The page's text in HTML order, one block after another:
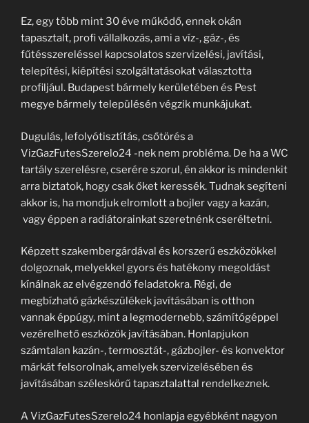
Ez, egy több mint 30 éve működő, ennek okán
tapasztalt, profi vállalkozás, ami a víz-, gáz-, és
fűtésszereléssel kapcsolatos szervizelési, javítási,
telepítési, kiépítési szolgáltatásokat választotta
profiljául. Budapest bármely kerületében és Pest
megye bármely településén végzik munkájukat.
Dugulás, lefolyótisztítás, csőtörés a
VizGazFutesSzerelo24 -nek nem probléma. De ha a WC
tartály szerelésre, cserére szorul, én akkor is mindenkit
arra biztatok, hogy csak őket keressék. Tudnak segíteni
akkor is, ha mondjuk elromlott a bojler vagy a kazán,
vagy éppen a radiátorainkat szeretnénk cseréltetni.
Képzett szakembergárdával és korszerű eszközökkel
dolgoznak, melyekkel gyors és hatékony megoldást
kínálnak az elvégzendő feladatokra. Régi, de
megbízható gázkészülékek javításában is otthon
vannak éppúgy, mint a legmodernebb, számítógéppel
vezérelhető eszközök javításában. Honlapjukon
számtalan kazán-, termosztát-, gázbojler- és konvektor
márkát felsorolnak, amelyek szervizelésében és
javításában széleskörű tapasztalattal rendelkeznek.
A VizGazFutesSzerelo24 honlapja egyébként nagyon